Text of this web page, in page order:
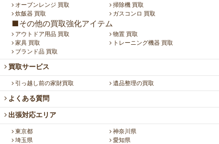
オーブンレンジ 買取
掃除機 買取
炊飯器 買取
ガスコンロ 買取
■その他の買取強化アイテム
アウトドア用品 買取
物置 買取
家具 買取
トレーニング機器 買取
ブランド品 買取
買取サービス
引っ越し前の家財買取 遺品整理の買取
よくある質問
出張対応エリア
東京都
神奈川県
埼玉県
愛知県